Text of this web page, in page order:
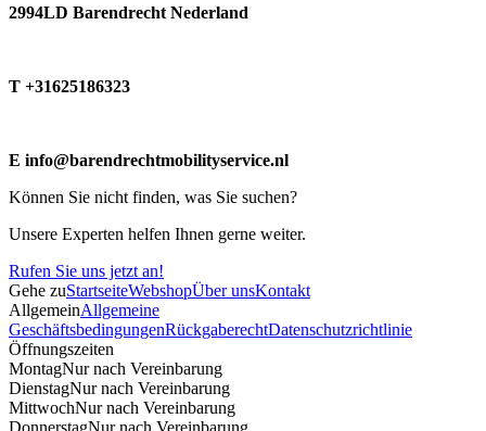
2994LD Barendrecht Nederland
T +31625186323
E info@barendrechtmobilityservice.nl
Können Sie nicht finden, was Sie suchen?
Unsere Experten helfen Ihnen gerne weiter.
Rufen Sie uns jetzt an!
Gehe zuStartseiteWebshopÜber unsKontakt
AllgemeinAllgemeine
GeschäftsbedingungenRückgaberechtDatenschutzrichtlinie
Öffnungszeiten
MontagNur nach Vereinbarung
DienstagNur nach Vereinbarung
MittwochNur nach Vereinbarung
DonnerstagNur nach Vereinbarung